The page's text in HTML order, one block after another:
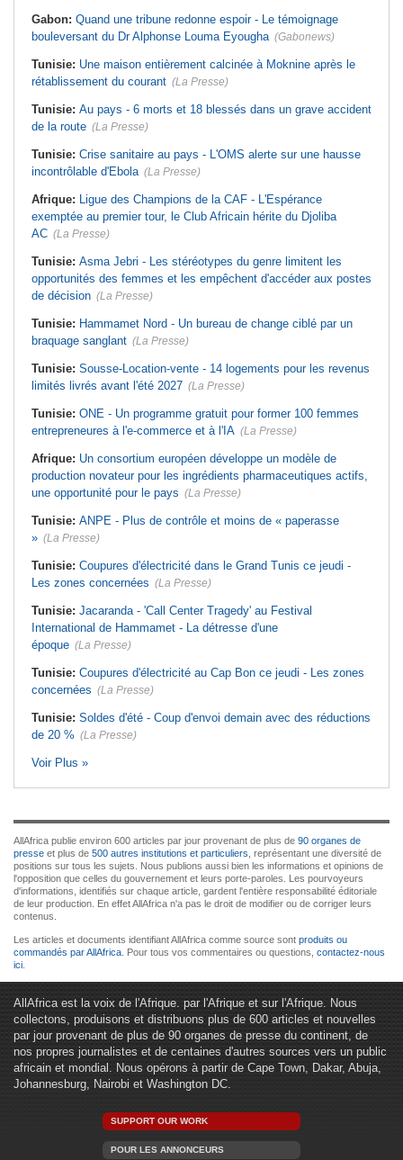
Gabon: Quand une tribune redonne espoir - Le témoignage
bouleversant du Dr Alphonse Louma Eyougha (Gabonews)
Tunisie: Une maison entièrement calcinée à Moknine après le
rétablissement du courant (La Presse)
Tunisie: Au pays - 6 morts et 18 blessés dans un grave accident
de la route (La Presse)
Tunisie: Crise sanitaire au pays - L'OMS alerte sur une hausse
incontrôlable d'Ebola (La Presse)
Afrique: Ligue des Champions de la CAF - L'Espérance
exemptée au premier tour, le Club Africain hérite du Djoliba
AC (La Presse)
Tunisie: Asma Jebri - Les stéréotypes du genre limitent les
opportunités des femmes et les empêchent d'accéder aux postes
de décision (La Presse)
Tunisie: Hammamet Nord - Un bureau de change ciblé par un
braquage sanglant (La Presse)
Tunisie: Sousse-Location-vente - 14 logements pour les revenus
limités livrés avant l'été 2027 (La Presse)
Tunisie: ONE - Un programme gratuit pour former 100 femmes
entrepreneures à l'e-commerce et à l'IA (La Presse)
Afrique: Un consortium européen développe un modèle de
production novateur pour les ingrédients pharmaceutiques actifs,
une opportunité pour le pays (La Presse)
Tunisie: ANPE - Plus de contrôle et moins de « paperasse
» (La Presse)
Tunisie: Coupures d'électricité dans le Grand Tunis ce jeudi -
Les zones concernées (La Presse)
Tunisie: Jacaranda - 'Call Center Tragedy' au Festival
International de Hammamet - La détresse d'une
époque (La Presse)
Tunisie: Coupures d'électricité au Cap Bon ce jeudi - Les zones
concernées (La Presse)
Tunisie: Soldes d'été - Coup d'envoi demain avec des réductions
de 20 % (La Presse)
Voir Plus »
AllAfrica publie environ 600 articles par jour provenant de plus de 90 organes de
presse et plus de 500 autres institutions et particuliers , représentant une diversité de
positions sur tous les sujets. Nous publions aussi bien les informations et opinions de
l'opposition que celles du gouvernement et leurs porte-paroles. Les pourvoyeurs
d'informations, identifiés sur chaque article, gardent l'entière responsabilité éditoriale
de leur production. En effet AllAfrica n'a pas le droit de modifier ou de corriger leurs
contenus.
Les articles et documents identifiant AllAfrica comme source sont produits ou
commandés par AllAfrica . Pour tous vos commentaires ou questions, contactez-nous
ici
AllAfrica est la voix de l'Afrique. par l'Afrique et sur l'Afrique. Nous
collectons, produisons et distribuons plus de 600 articles et nouvelles
par jour provenant de plus de 90 organes de presse du continent, de
nos propres journalistes et de centaines d'autres sources vers un public
africain et mondial. Nous opérons à partir de Cape Town, Dakar, Abuja,
Johannesburg, Nairobi et Washington DC.
SUPPORT OUR WORK
POUR LES ANNONCEURS